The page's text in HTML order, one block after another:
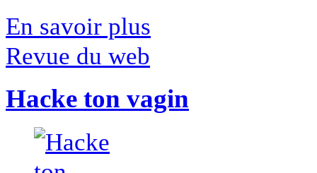
En savoir plus
Revue du web
Hacke ton vagin